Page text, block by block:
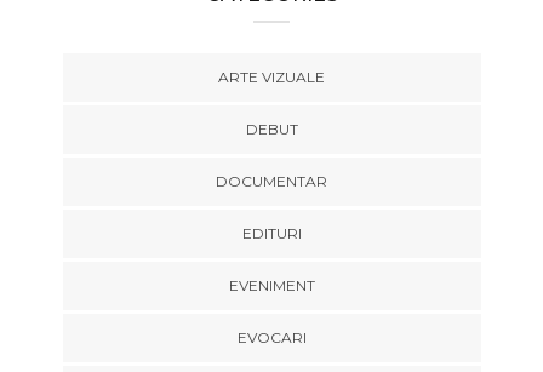
ARTE VIZUALE
DEBUT
DOCUMENTAR
EDITURI
EVENIMENT
EVOCARI